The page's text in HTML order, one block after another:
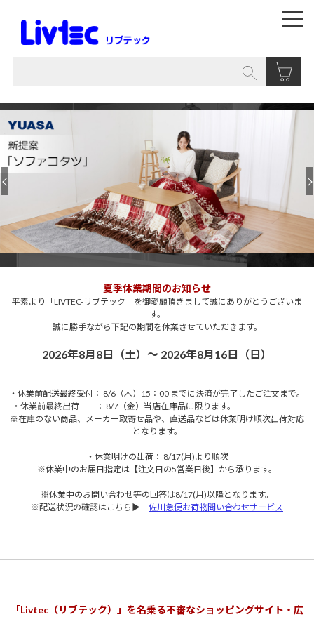
夏季休業期間のお知らせ
平素より「LIVTEC-リブテック」を御愛顧頂きまして誠にありがとうございま
す。
誠に勝手ながら下記の期間を休業させていただきます。
2026年8月8日（土）～ 2026年8月16日（日）
・休業前配送最終受付： 8/6（木）15：00 までに決済が完了したご注文まで。
・休業前最終出荷 ： 8/7（金）当店在庫品に限ります。
※在庫のない商品、メーカー取寄せ品や、直送品などは休業明け順次出荷対応
となります。
・休業明けの出荷： 8/17(月)より順次
※休業中のお届日指定は【注文日の5営業日後】から承ります。
※休業中のお問い合わせ等の回答は8/17(月)以降となります。
※配送状況の確認はこちら▶ 佐川急便お荷物問い合わせサービス
「Livtec（リブテック）」を名乗る不審なショッピングサイト・広